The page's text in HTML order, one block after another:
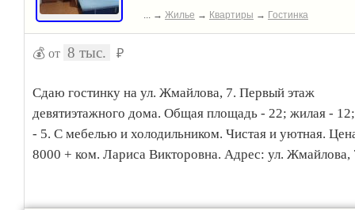
... → Жилье → Квартиры → Гостинка
💰 от 8 тыс. ₽
Сдаю гостинку на ул. Жмайлова, 7. Первый этаж
девятиэтажного дома. Общая площадь - 22; жилая -
- 5. С мебелью и холодильником. Чистая и уютная.
8000 + ком. Лариса Викторовна. Адрес: ул. Жмайлова,